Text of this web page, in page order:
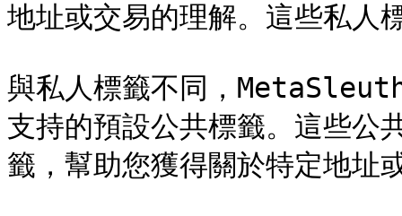
地址或交易的理解。這些私人
與私人標籤不同，
支持的預設公共標籤。這些公
籤，幫助您獲得關於特定地址